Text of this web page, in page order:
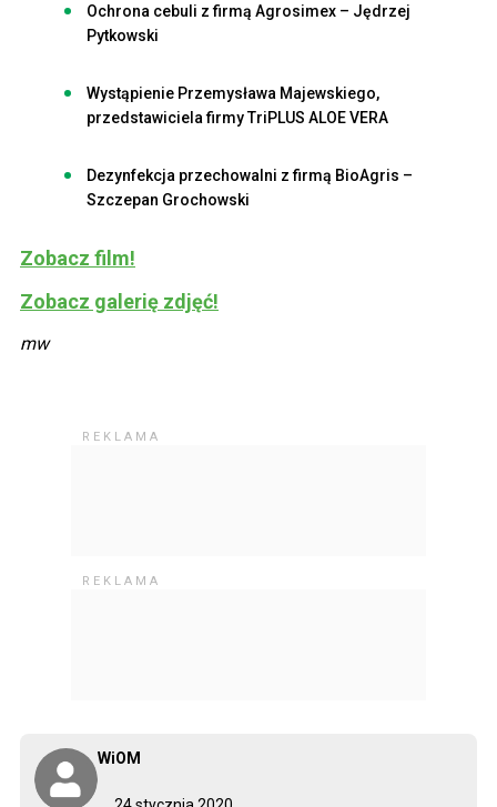
WiOM
Ochrona cebuli z firmą Agrosimex – Jędrzej
Pytkowski
Wystąpienie Przemysława Majewskiego,
przedstawiciela firmy TriPLUS ALOE VERA
Dezynfekcja przechowalni z firmą BioAgris –
Szczepan Grochowski
Zobacz film!
Zobacz galerię zdjęć!
mw